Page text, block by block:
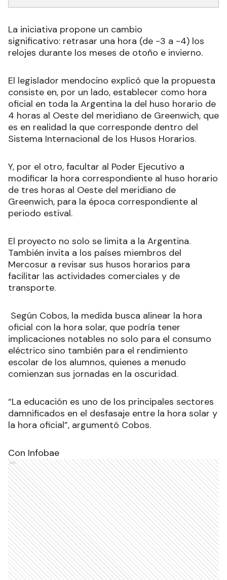
La iniciativa propone un cambio
significativo: retrasar una hora (de -3 a -4) los
relojes durante los meses de otoño e invierno.
El legislador mendocino explicó que la propuesta
consiste en, por un lado, establecer como hora
oficial en toda la Argentina la del huso horario de
4 horas al Oeste del meridiano de Greenwich, que
es en realidad la que corresponde dentro del
Sistema Internacional de los Husos Horarios.
Y, por el otro, facultar al Poder Ejecutivo a
modificar la hora correspondiente al huso horario
de tres horas al Oeste del meridiano de
Greenwich, para la época correspondiente al
periodo estival.
El proyecto no solo se limita a la Argentina.
También invita a los países miembros del
Mercosur a revisar sus husos horarios para
facilitar las actividades comerciales y de
transporte.
Según Cobos, la medida busca alinear la hora
oficial con la hora solar, que podría tener
implicaciones notables no solo para el consumo
eléctrico sino también para el rendimiento
escolar de los alumnos, quienes a menudo
comienzan sus jornadas en la oscuridad.
“La educación es uno de los principales sectores
damnificados en el desfasaje entre la hora solar y
la hora oficial”, argumentó Cobos.
Con Infobae
Ads